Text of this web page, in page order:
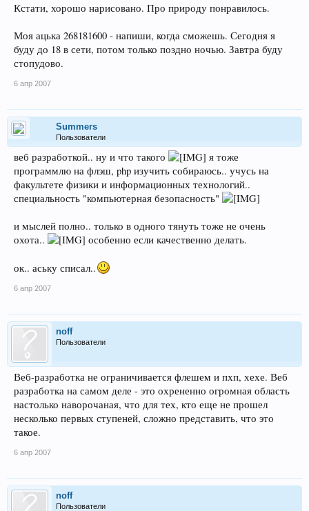
Кстати, хорошо нарисовано. Про природу понравилось.
Моя ацька 268181600 - напиши, когда сможешь. Сегодня я
буду до 18 в сети, потом только поздно ночью. Завтра буду
стопудово.
6 апр 2007
Summers
Пользователи
веб разработкой.. ну и что такого
я тоже
программлю на флэш, php изучить собираюсь.. учусь на
факультете физики и информационных технологий..
специальность "компьютерная безопасность"
и мыслей полно.. только в одного тянуть тоже не очень
охота..
особенно если качественно делать.
ок.. аську списал..
6 апр 2007
noff
Пользователи
Веб-разработка не ограничивается флешем и пхп, хехе. Веб
разработка на самом деле - это охрененно огромная область
настолько наворочаная, что для тех, кто еще не прошел
несколько первых ступеней, сложно представить, что это
такое.
6 апр 2007
noff
Пользователи